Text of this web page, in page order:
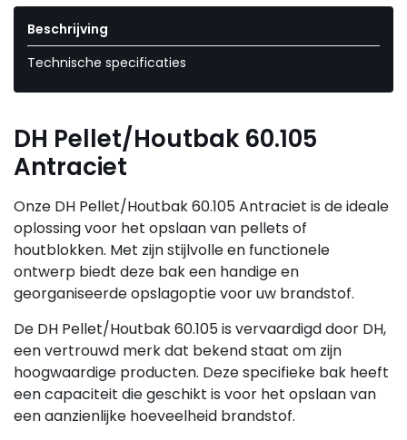
Beschrijving
Technische specificaties
DH Pellet/Houtbak 60.105
Antraciet
Onze DH Pellet/Houtbak 60.105 Antraciet is de ideale
oplossing voor het opslaan van pellets of
houtblokken. Met zijn stijlvolle en functionele
ontwerp biedt deze bak een handige en
georganiseerde opslagoptie voor uw brandstof.
De DH Pellet/Houtbak 60.105 is vervaardigd door DH,
een vertrouwd merk dat bekend staat om zijn
hoogwaardige producten. Deze specifieke bak heeft
een capaciteit die geschikt is voor het opslaan van
een aanzienlijke hoeveelheid brandstof.